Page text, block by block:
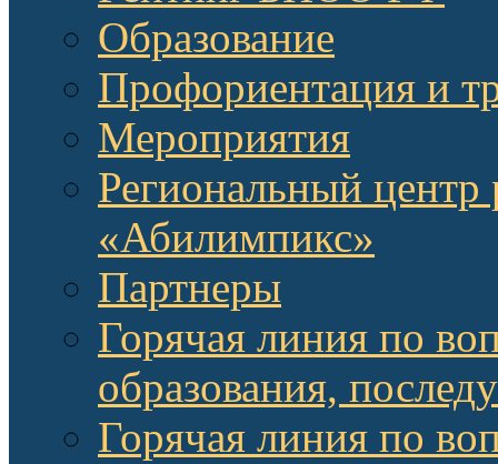
Образование
Профориентация и
Мероприятия
Региональный центр
«Абилимпикс»
Партнеры
Горячая линия по
образования,
Горячая линия по